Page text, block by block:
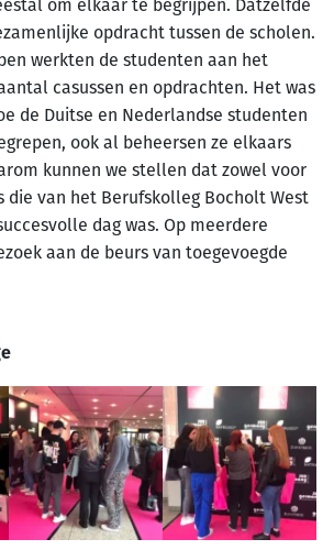
om elkaar te begrijpen. Datzelfde
opdracht tussen de scholen.
werkten de studenten aan het
casussen en opdrachten. Het was
de Duitse en Nederlandse studenten
ook al beheersen ze elkaars
kunnen we stellen dat zowel voor
die van het Berufskolleg Bocholt West
dag was. Op meerdere
aan de beurs van toegevoegde